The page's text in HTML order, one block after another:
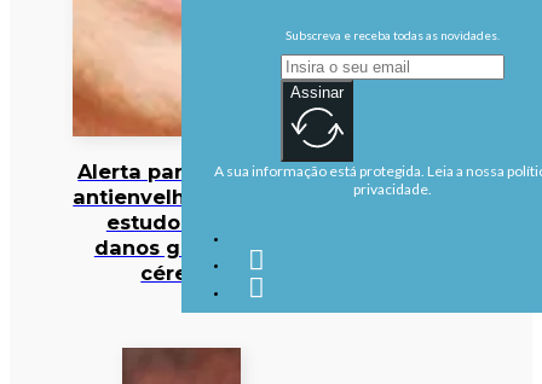
Alerta para cocktail
antienvelhecimento:
estudo deteta
danos graves no
cérebro
Subscreva e receba todas as novidades.
Assinar
A sua informação está protegida. Leia a nossa
privacidade.